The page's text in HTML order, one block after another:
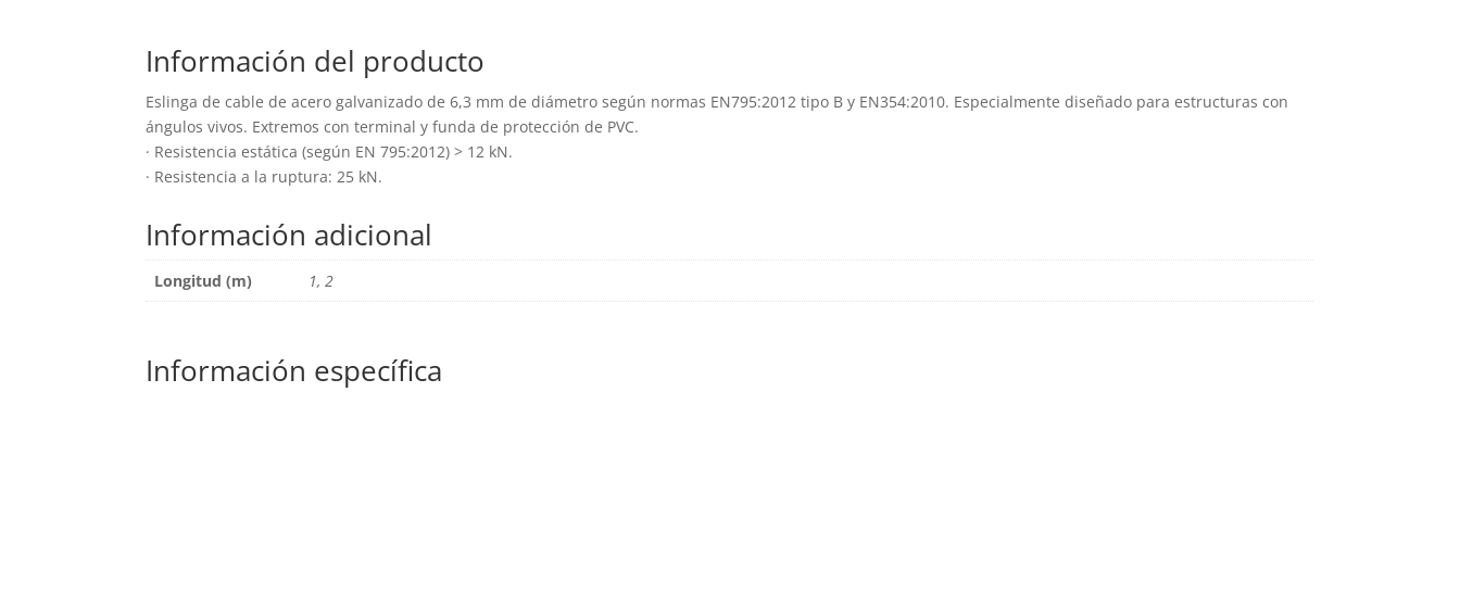
Información del producto
Eslinga de cable de acero galvanizado de 6,3 mm de diámetro según normas EN795:2012 tipo B y EN354:2010. Especialmente diseñado para estructuras con
ángulos vivos. Extremos con terminal y funda de protección de PVC.
· Resistencia estática (según EN 795:2012) > 12 kN.
· Resistencia a la ruptura: 25 kN.
Información adicional
Longitud (m) 1, 2
Información específica